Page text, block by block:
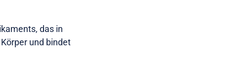
das in
und bindet